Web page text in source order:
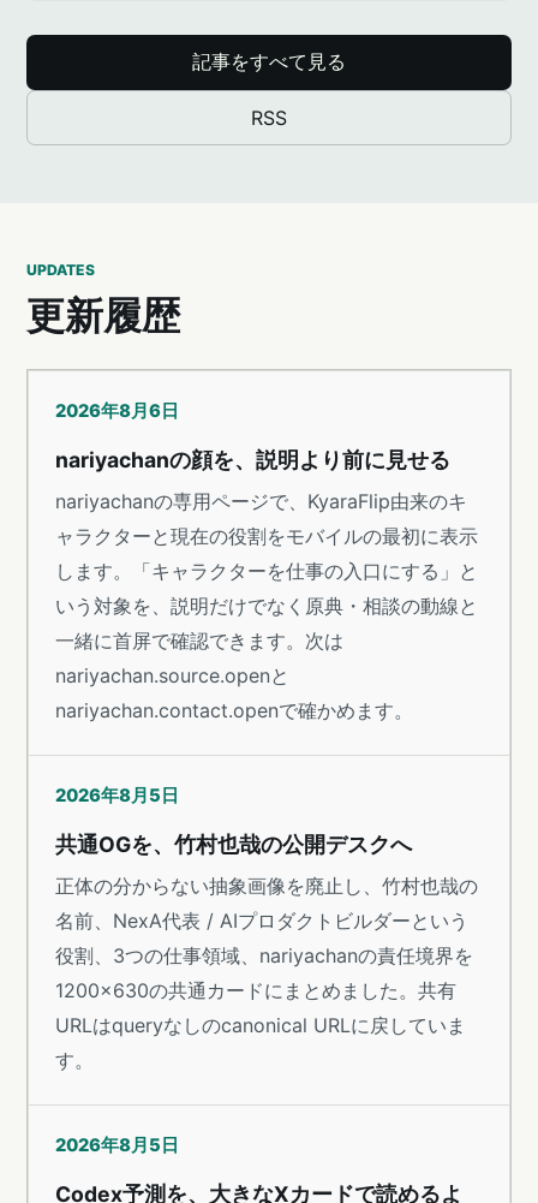
記事をすべて見る
RSS
UPDATES
更新履歴
2026年8月6日
nariyachanの顔を、説明より前に見せる
nariyachanの専用ページで、KyaraFlip由来のキ
ャラクターと現在の役割をモバイルの最初に表示
します。「キャラクターを仕事の入口にする」と
いう対象を、説明だけでなく原典・相談の動線と
一緒に首屏で確認できます。次は
nariyachan.source.openと
nariyachan.contact.openで確かめます。
2026年8月5日
共通OGを、竹村也哉の公開デスクへ
正体の分からない抽象画像を廃止し、竹村也哉の
名前、NexA代表 / AIプロダクトビルダーという
役割、3つの仕事領域、nariyachanの責任境界を
1200×630の共通カードにまとめました。共有
URLはqueryなしのcanonical URLに戻していま
す。
2026年8月5日
Codex予測を、大きなXカードで読めるよ